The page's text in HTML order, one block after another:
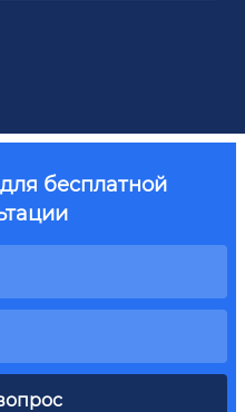
бесплатной
вопрос